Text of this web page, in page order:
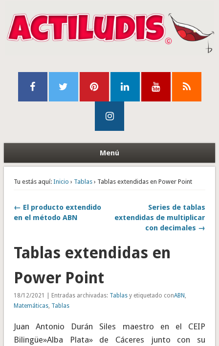
Menú
Tu estás aquí: Inicio › Tablas› Tablas extendidas en Power Point
← El producto extendido
en el método ABN
Series de tablas
extendidas de multiplicar
con decimales →
Tablas extendidas en
Power Point
18/12/2021 | Entradas archivadas: Tablasy etiquetado conABN ,
Matemáticas, Tablas
Juan Antonio Durán Siles maestro en el CEIP
Bilingüe»Alba Plata» de Cáceres junto con su